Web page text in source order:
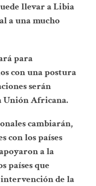
llevar a Libia
a una mucho
para
con una postura
serán
Unión Africana.
cambiarán,
con los países
a la
países que
de la